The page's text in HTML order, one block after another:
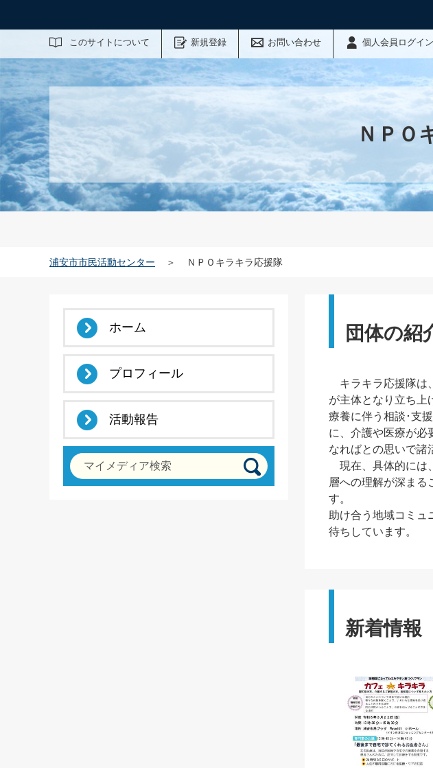
このサイトについて 新規登録 お問い合わせ 個人会員ログイン
サイト内検索
ＮＰＯ
浦安市市民活動センター ＞ ＮＰＯキラキラ応援隊
団体の紹
キラキラ応援隊は
が主体となり立
療養に伴う相談･支
に、介護や医療が必
なればとの思いで
現在、具体的には
層への理解が深まる
す。 今後一層
助け合う地域コミュ
待ちしています。
新着情報
ホーム
プロフィール
活動報告
マイメディア検索